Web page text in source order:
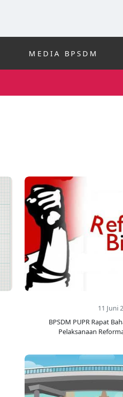
MEDIA BPSDM
11 Juni
BPSDM PUPR Rapat
Pelaksanaan